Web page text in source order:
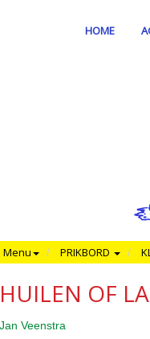
HOME
Menu PRIKBORD
HUILEN OF
Jan Veenstra